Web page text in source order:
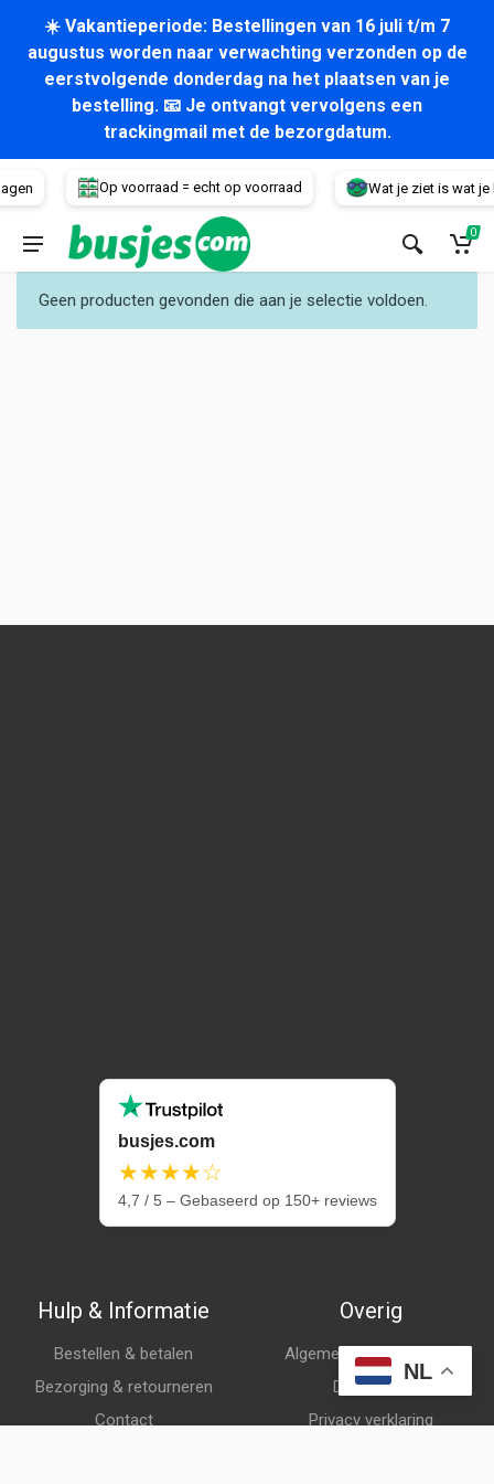
☀️ Vakantieperiode: Bestellingen van 16 juli t/m 7
augustus worden naar verwachting verzonden op de
eerstvolgende donderdag na het plaatsen van je
bestelling. 📧 Je ontvangt vervolgens een
trackingmail met de bezorgdatum.
Op voorraad = echt op voorraad Wat je ziet is wat je
Voertuig
0
Geen producten gevonden die aan je selectie voldoen.
busjes.com
★★★★☆
4,7 / 5 – Gebaseerd op 150+ reviews
Hulp & Informatie
Bestellen & betalen
Bezorging & retourneren
Contact
Overig
Algemene voorwaarden
Disclaimer
Privacy verklaring
NL